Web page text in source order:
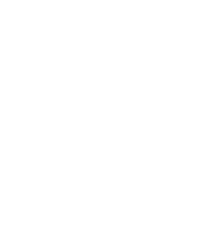
천계획 세우기 00
들기(3주) 00
(3주) 00
행실태 점검 및 기록하